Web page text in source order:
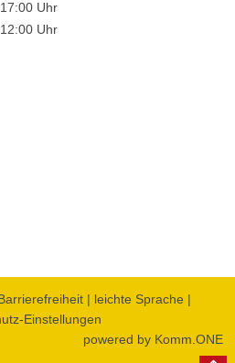
Uhr
Uhr
Barrierefreiheit| leichte Sprache
Einstellungen
powered by Komm.ONE